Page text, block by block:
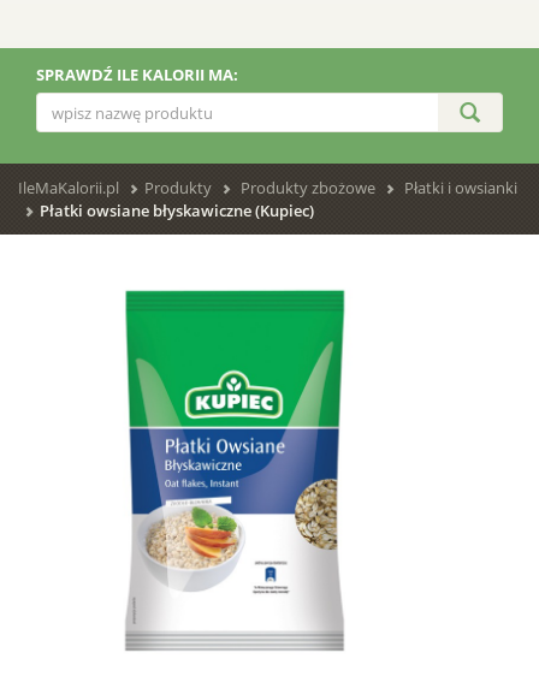
SPRAWDŹ ILE KALORII MA:
IleMaKalorii.pl Produkty Produkty zbożowe
Płatki i owsianki
Płatki owsiane błyskawiczne (Kupiec)